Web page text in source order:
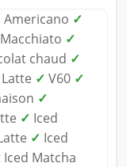
Americano ✓
✓
chaud ✓
✓ V60 ✓
✓
✓ Iced
✓ Iced
Iced Matcha